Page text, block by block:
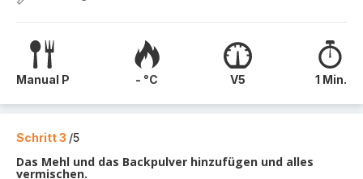
Manual P - °C V5 1 Min.
Schritt 3 /5
Das Mehl und das Backpulver hinzufügen und alles
vermischen.